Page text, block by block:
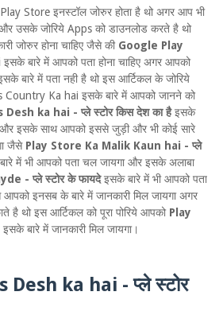
Store इनस्टॉल जोरुर होता है थो अगर आप भी
उसके जोरिये Apps को डाउनलोड करते है थो
जोरुर होना चाहिए जैसे की Google Play
इसके बारे में आपको पता होना चाहिए अगर आपको
बारे में पता नही है थो इस आर्टिकल के जोरिये
Ka hai इसके बारे में आपको जानने को
ka hai - प्ले स्टोर किस देश का हैइसके
और इसके साथ आपको इससे जुड़ी और भी कोई सारे
जैसे Play Store Ka Malik Kaun hai - प्ले
में भी आपको पता चल जायगा और इसके अलाबा
- प्ले स्टोर के फायदेइसके बारे में भी आपको पता
इनसब के बारे में जानकारी मिल जायगा अगर
है थो इस आर्टिकल को पूरा पोरिये आपको Play
इसके बारे में जानकारी मिल जायगा।
ka hai - प्ले स्टोर